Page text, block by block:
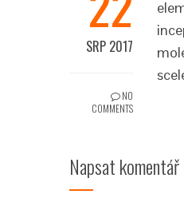
SRP 2017
NO
COMMENTS
Napsat komentář